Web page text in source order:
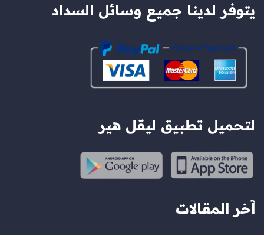
يتوفر لدينا جميع وسائل السداد
لتحميل تطبيق ليقل هير
آخر المقالات